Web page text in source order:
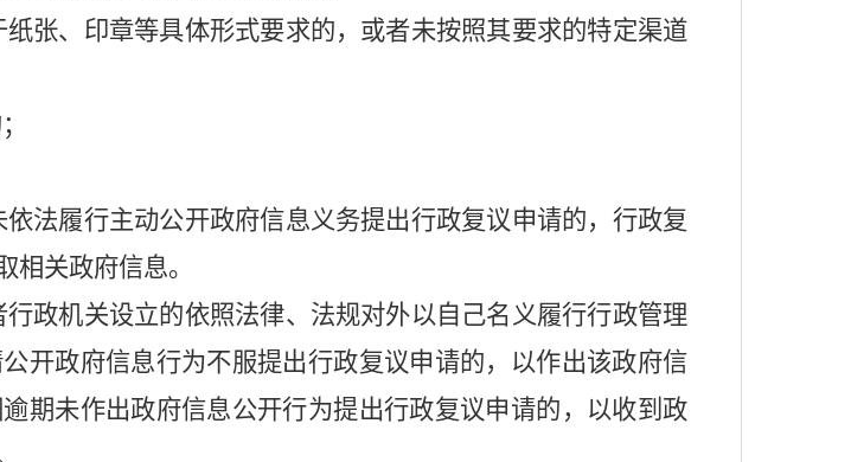
张、印章等具体形式要求的，或者未按照其要求的特定渠道
法履行主动公开政府信息义务提出行政复议申请的，行政复
关政府信息。
政机关设立的依照法律、法规对外以自己名义履行行政管理
开政府信息行为不服提出行政复议申请的，以作出该政府信
期未作出政府信息公开行为提出行政复议申请的，以收到政